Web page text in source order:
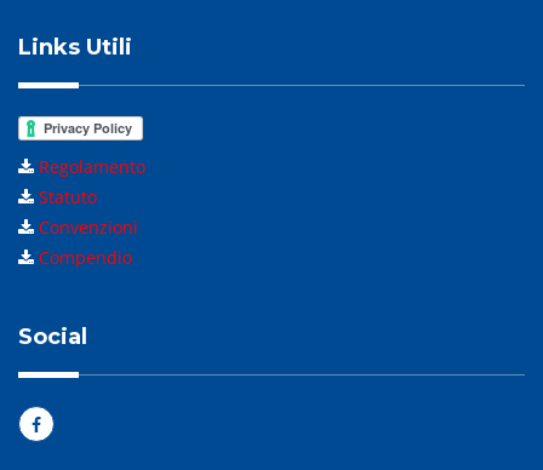
Links Utili
Regolamento
Statuto
Convenzioni
Compendio
Social